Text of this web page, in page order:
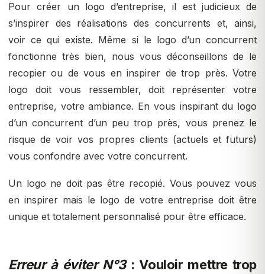
Pour créer un logo d’entreprise, il est judicieux de
s’inspirer des réalisations des concurrents et, ainsi,
voir ce qui existe. Même si le logo d’un concurrent
fonctionne très bien, nous vous déconseillons de le
recopier ou de vous en inspirer de trop près. Votre
logo doit vous ressembler, doit représenter votre
entreprise, votre ambiance. En vous inspirant du logo
d’un concurrent d’un peu trop près, vous prenez le
risque de voir vos propres clients (actuels et futurs)
vous confondre avec votre concurrent.
Un logo ne doit pas être recopié. Vous pouvez vous
en inspirer mais le logo de votre entreprise doit être
unique et totalement personnalisé pour être efficace.
Erreur à éviter N°3: Vouloir mettre trop